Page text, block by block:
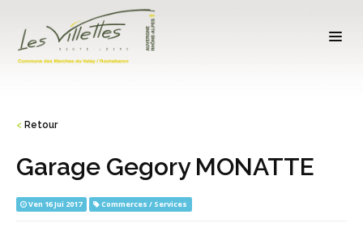
< Retour
Garage Gegory MONATTE
Ven 16 Jui 2017 Commerces / Services